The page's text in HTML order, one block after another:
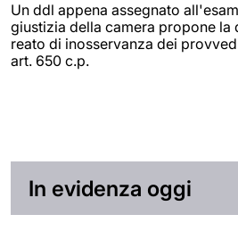
Un ddl appena assegnato
giustizia della camera propone la
reato di inosservanza dei
art. 650 c.p.
In evidenza oggi